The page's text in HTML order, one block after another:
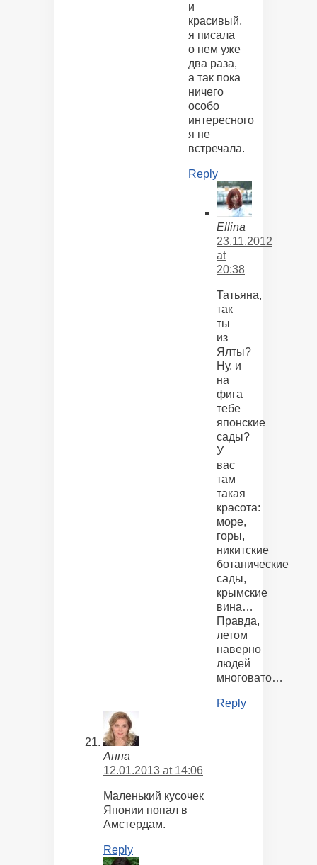
и
красивый,
я писала
о нем уже
два раза,
а так пока
ничего
особо
интересного
я не
встречала.
Reply
Ellina
23.11.2012
at
20:38
Татьяна,
так
ты
из
Ялты?
Ну, и
на
фига
тебе
японские
сады?
У
вас
там
такая
красота:
море,
горы,
никитские
ботанические
сады,
крымские
вина…
Правда,
летом
наверно
людей
многовато…
Reply
Анна
12.01.2013 at 14:06
Маленький кусочек
Японии попал в
Амстердам.
Reply